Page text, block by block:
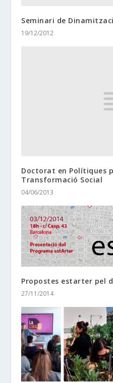
Seminari de
19/12/2012
Doctorat en Polítiques
Transformació Social
04/06/2013
Propostes estarter pel
27/11/2014